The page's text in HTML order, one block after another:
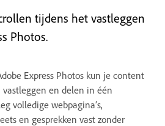
tijdens het vastleggen
Photos.
Express Photos kun je content
en delen in één
volledige webpagina’s,
en gesprekken vast zonder